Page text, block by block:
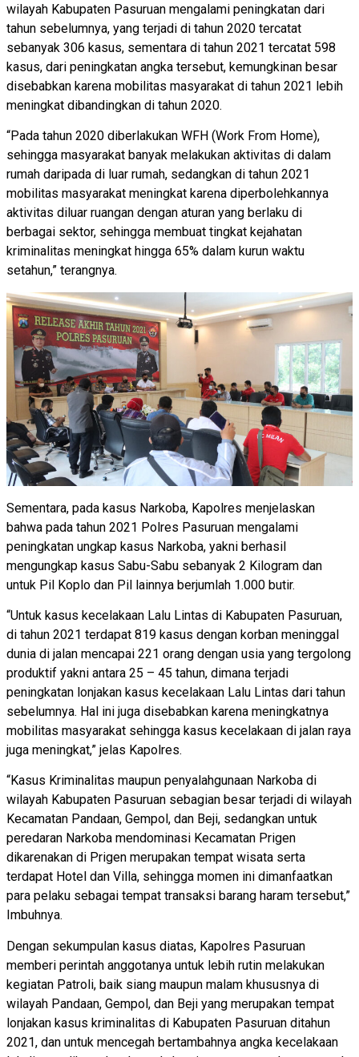
wilayah Kabupaten Pasuruan mengalami peningkatan dari
tahun sebelumnya, yang terjadi di tahun 2020 tercatat
sebanyak 306 kasus, sementara di tahun 2021 tercatat 598
kasus, dari peningkatan angka tersebut, kemungkinan besar
disebabkan karena mobilitas masyarakat di tahun 2021 lebih
meningkat dibandingkan di tahun 2020.
“Pada tahun 2020 diberlakukan WFH (Work From Home),
sehingga masyarakat banyak melakukan aktivitas di dalam
rumah daripada di luar rumah, sedangkan di tahun 2021
mobilitas masyarakat meningkat karena diperbolehkannya
aktivitas diluar ruangan dengan aturan yang berlaku di
berbagai sektor, sehingga membuat tingkat kejahatan
kriminalitas meningkat hingga 65% dalam kurun waktu
setahun,” terangnya.
Sementara, pada kasus Narkoba, Kapolres menjelaskan
bahwa pada tahun 2021 Polres Pasuruan mengalami
peningkatan ungkap kasus Narkoba, yakni berhasil
mengungkap kasus Sabu-Sabu sebanyak 2 Kilogram dan
untuk Pil Koplo dan Pil lainnya berjumlah 1.000 butir.
“Untuk kasus kecelakaan Lalu Lintas di Kabupaten Pasuruan,
di tahun 2021 terdapat 819 kasus dengan korban meninggal
dunia di jalan mencapai 221 orang dengan usia yang tergolong
produktif yakni antara 25 – 45 tahun, dimana terjadi
peningkatan lonjakan kasus kecelakaan Lalu Lintas dari tahun
sebelumnya. Hal ini juga disebabkan karena meningkatnya
mobilitas masyarakat sehingga kasus kecelakaan di jalan raya
juga meningkat,” jelas Kapolres.
“Kasus Kriminalitas maupun penyalahgunaan Narkoba di
wilayah Kabupaten Pasuruan sebagian besar terjadi di wilayah
Kecamatan Pandaan, Gempol, dan Beji, sedangkan untuk
peredaran Narkoba mendominasi Kecamatan Prigen
dikarenakan di Prigen merupakan tempat wisata serta
terdapat Hotel dan Villa, sehingga momen ini dimanfaatkan
para pelaku sebagai tempat transaksi barang haram tersebut,”
Imbuhnya.
Dengan sekumpulan kasus diatas, Kapolres Pasuruan
memberi perintah anggotanya untuk lebih rutin melakukan
kegiatan Patroli, baik siang maupun malam khususnya di
wilayah Pandaan, Gempol, dan Beji yang merupakan tempat
lonjakan kasus kriminalitas di Kabupaten Pasuruan ditahun
2021, dan untuk mencegah bertambahnya angka kecelakaan